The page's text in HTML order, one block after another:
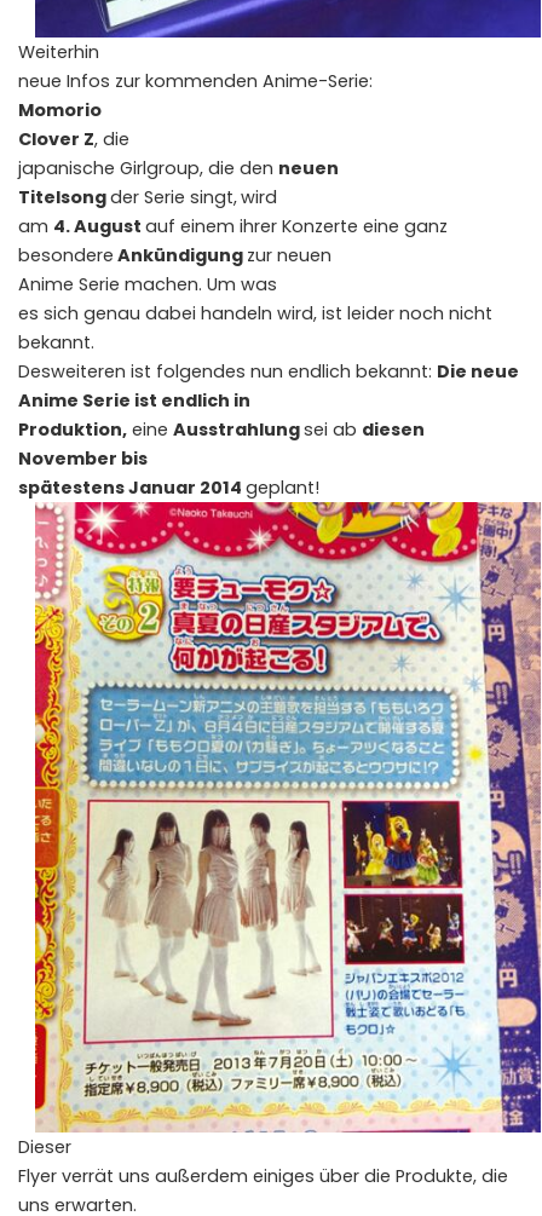
Weiterhin
neue Infos zur kommenden Anime-Serie:
Momorio
Clover Z, die
japanische Girlgroup, die den neuen
Titelsongder Serie singt,wird
am 4. August auf einem ihrer Konzerte eine ganz
besondere Ankündigung zur neuen
Anime Serie machen. Um was
es sich genau dabei handeln wird, ist leider noch nicht
bekannt.
Desweiteren ist folgendes nun endlich bekannt: Die neue
Anime Serie ist endlich in
Produktion, eine Ausstrahlungsei ab diesen
November bis
spätestens Januar 2014 geplant!
Dieser
Flyer verrät uns außerdem einiges über die Produkte, die
uns erwarten.